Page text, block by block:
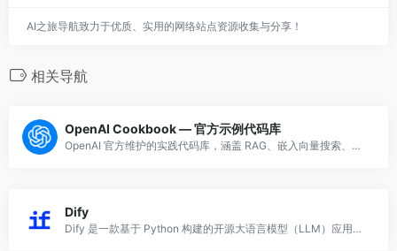
AI之旅导航致力于优质、实用的网络站点资源收集与分享！
相关导航
OpenAI Cookbook — 官方示例代码库
OpenAI 官方维护的实践代码库，涵盖 RAG、嵌入向量搜索、函数调用、分类等常见用例，每个都带可运行代码。
Dify
Dify 是一款基于 Python 构建的开源大语言模型（LLM）应用开发平台，旨在帮助开发者和企业团队快速构建、测试与部署生产级别的 AI 应用。